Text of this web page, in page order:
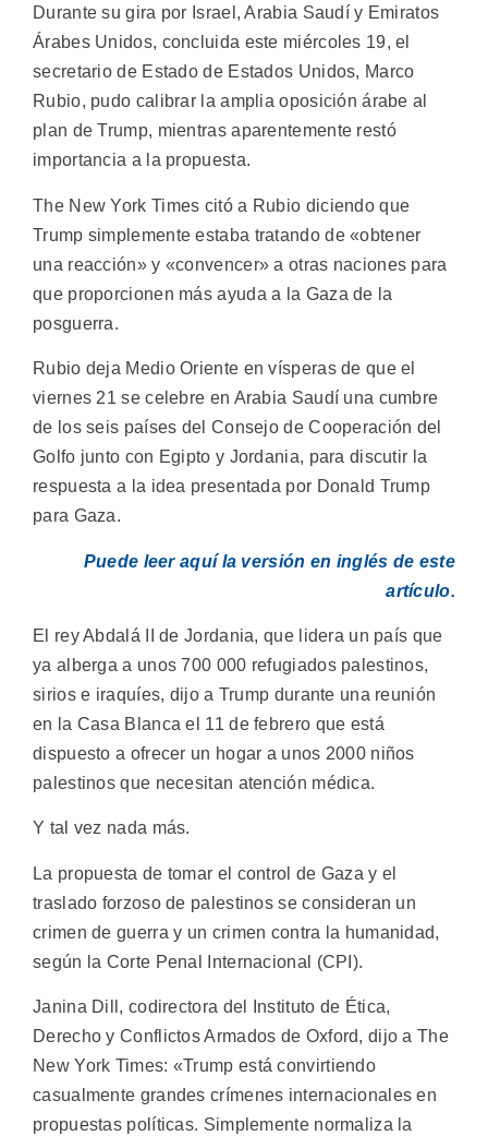
Durante su gira por Israel, Arabia Saudí y Emiratos
Árabes Unidos, concluida este miércoles 19, el
secretario de Estado de Estados Unidos, Marco
Rubio, pudo calibrar la amplia oposición árabe al
plan de Trump, mientras aparentemente restó
importancia a la propuesta.
The New York Times citó a Rubio diciendo que
Trump simplemente estaba tratando de «obtener
una reacción» y «convencer» a otras naciones para
que proporcionen más ayuda a la Gaza de la
posguerra.
Rubio deja Medio Oriente en vísperas de que el
viernes 21 se celebre en Arabia Saudí una cumbre
de los seis países del Consejo de Cooperación del
Golfo junto con Egipto y Jordania, para discutir la
respuesta a la idea presentada por Donald Trump
para Gaza.
Puede leer aquí la versión en inglés de este
artículo.
El rey Abdalá II de Jordania, que lidera un país que
ya alberga a unos 700 000 refugiados palestinos,
sirios e iraquíes, dijo a Trump durante una reunión
en la Casa Blanca el 11 de febrero que está
dispuesto a ofrecer un hogar a unos 2000 niños
palestinos que necesitan atención médica.
Y tal vez nada más.
La propuesta de tomar el control de Gaza y el
traslado forzoso de palestinos se consideran un
crimen de guerra y un crimen contra la humanidad,
según la Corte Penal Internacional (CPI).
Janina Dill, codirectora del Instituto de Ética,
Derecho y Conflictos Armados de Oxford, dijo a The
New York Times: «Trump está convirtiendo
casualmente grandes crímenes internacionales en
propuestas políticas. Simplemente normaliza la